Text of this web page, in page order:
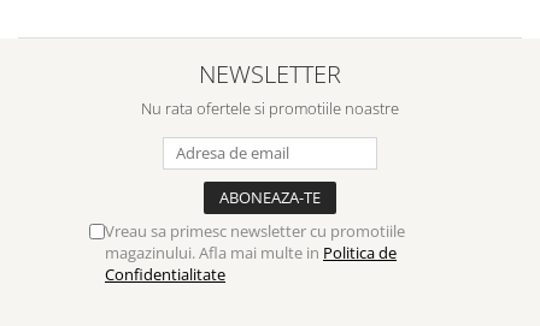
NEWSLETTER
Nu rata ofertele si promotiile noastre
Vreau sa primesc newsletter cu promotiile
magazinului. Afla mai multe in Politica de
Confidentialitate